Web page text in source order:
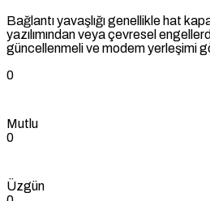
Bağlantı yavaşlığı genellikle hat
yazılımından veya çevresel
güncellenmeli ve modem yerleşimi
0
Mutlu
0
Üzgün